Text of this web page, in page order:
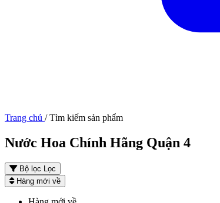
Trang chủ / Tìm kiếm sản phẩm
Nước Hoa Chính Hãng Quận 4
Bộ lọc
Lọc
Hàng mới về